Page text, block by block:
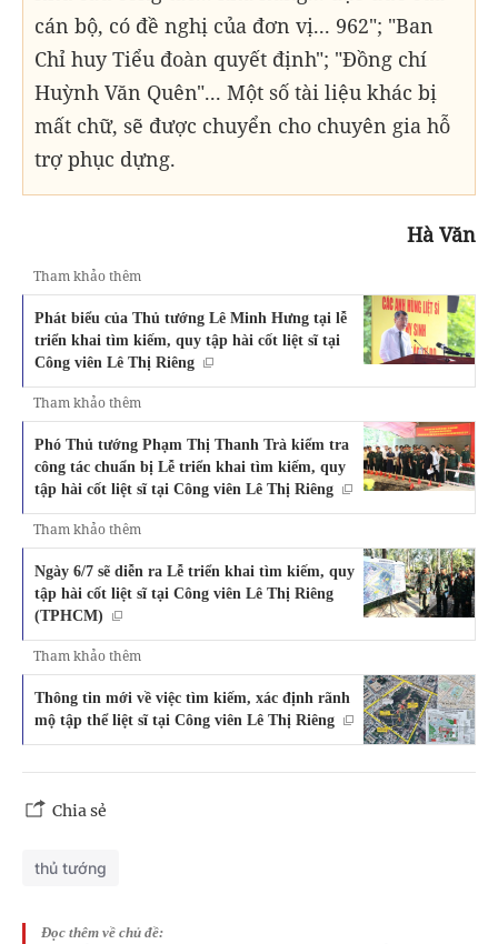
cán bộ, có đề nghị của đơn vị... 962"; "Ban
Chỉ huy Tiểu đoàn quyết định"; "Đồng chí
Huỳnh Văn Quên"... Một số tài liệu khác bị
mất chữ, sẽ được chuyển cho chuyên gia hỗ
trợ phục dựng.
Hà Văn
Tham khảo thêm
Phát biểu của Thủ tướng Lê Minh Hưng tại lễ
triển khai tìm kiếm, quy tập hài cốt liệt sĩ tại
Công viên Lê Thị Riêng
Tham khảo thêm
Phó Thủ tướng Phạm Thị Thanh Trà kiểm tra
công tác chuẩn bị Lễ triển khai tìm kiếm, quy
tập hài cốt liệt sĩ tại Công viên Lê Thị Riêng
Tham khảo thêm
Ngày 6/7 sẽ diễn ra Lễ triển khai tìm kiếm, quy
tập hài cốt liệt sĩ tại Công viên Lê Thị Riêng
(TPHCM)
Tham khảo thêm
Thông tin mới về việc tìm kiếm, xác định rãnh
mộ tập thể liệt sĩ tại Công viên Lê Thị Riêng
Chia sẻ
thủ tướng
Đọc thêm về chủ đề: